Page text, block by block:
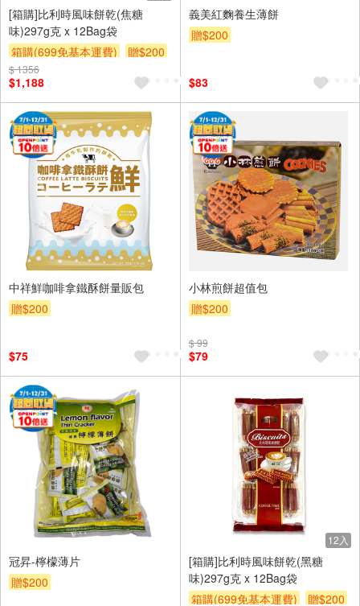
[箱購]比利時風味餅乾(焦糖
味)297g克 x 12Bag袋
箱購(699免基本運費)
贈$200
$ 1356
$1,188
義美紅麴養生薄餅
贈$200
$83
中祥鮮咖啡拿鐵酥餅量販包
贈$200
$75
小林煎餅超值包
贈$200
$ 99
$79
冠昇-檸檬薄片
贈$200
12入
[箱購]比利時風味餅乾(黑糖
味)297g克 x 12Bag袋
箱購(699免基本運費)
贈$200